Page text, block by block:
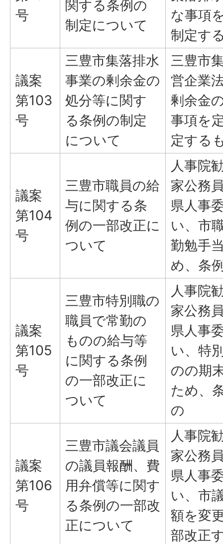
号
関する条例の
制定について
な事項
制定す
議案
第103
号
三豊市集落排水
事業の剰余金の
処分等に関す
る条例の制定
について
三豊市
営企業
剰余金
事項を
定する
議案
第104
号
三豊市職員の給
与に関する条
例の一部改正に
ついて
人事院
家公務
県人事
い、市
勤勉手
め、条
議案
第105
号
三豊市特別職の
職員で常勤の
ものの給与等
に関する条例
の一部改正に
ついて
人事院
家公務
県人事
い、特
のの期
ため、
の
議案
第106
号
三豊市議会議員
の議員報酬、費
用弁償等に関す
る条例の一部改
正について
人事院
家公務
県人事
い、市
額を変
部改正